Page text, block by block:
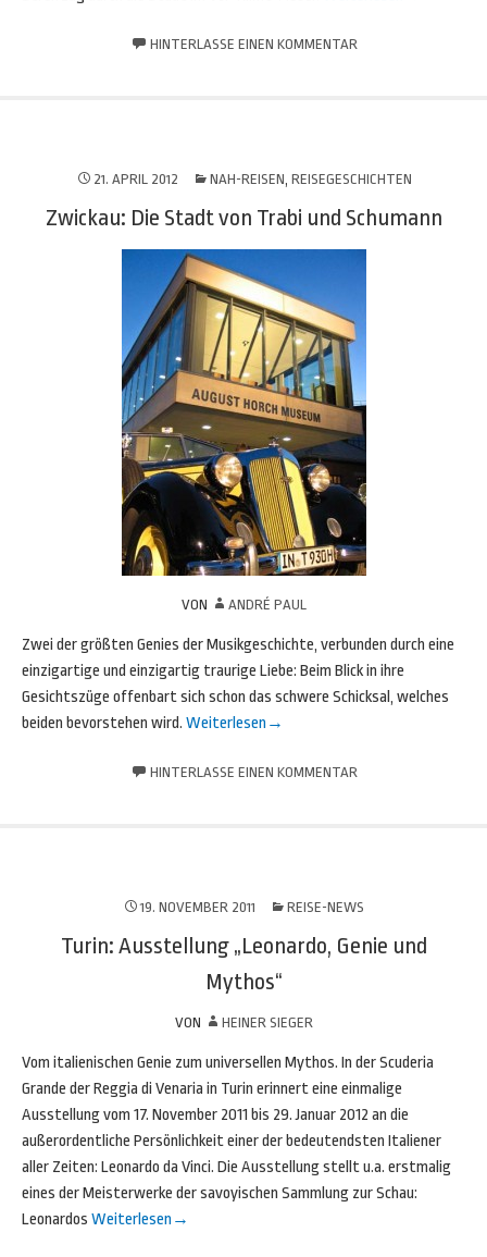
HINTERLASSE EINEN KOMMENTAR
21. APRIL 2012 NAH-REISEN, REISEGESCHICHTEN
Zwickau: Die Stadt von Trabi und Schumann
VON ANDRÉ PAUL
Zwei der größten Genies der Musikgeschichte, verbunden durch eine
einzigartige und einzigartig traurige Liebe: Beim Blick in ihre
Gesichtszüge offenbart sich schon das schwere Schicksal, welches
beiden bevorstehen wird. Weiterlesen →
HINTERLASSE EINEN KOMMENTAR
19. NOVEMBER 2011 REISE-NEWS
Turin: Ausstellung „Leonardo, Genie und
Mythos“
VON HEINER SIEGER
Vom italienischen Genie zum universellen Mythos. In der Scuderia
Grande der Reggia di Venaria in Turin erinnert eine einmalige
Ausstellung vom 17. November 2011 bis 29. Januar 2012 an die
außerordentliche Persönlichkeit einer der bedeutendsten Italiener
aller Zeiten: Leonardo da Vinci. Die Ausstellung stellt u.a. erstmalig
eines der Meisterwerke der savoyischen Sammlung zur Schau:
Leonardos Weiterlesen →